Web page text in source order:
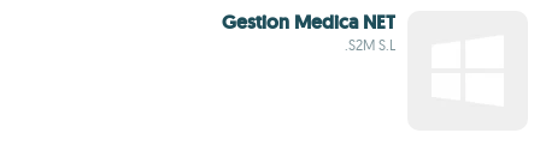
Gestion Medica NET
S2M S.L.